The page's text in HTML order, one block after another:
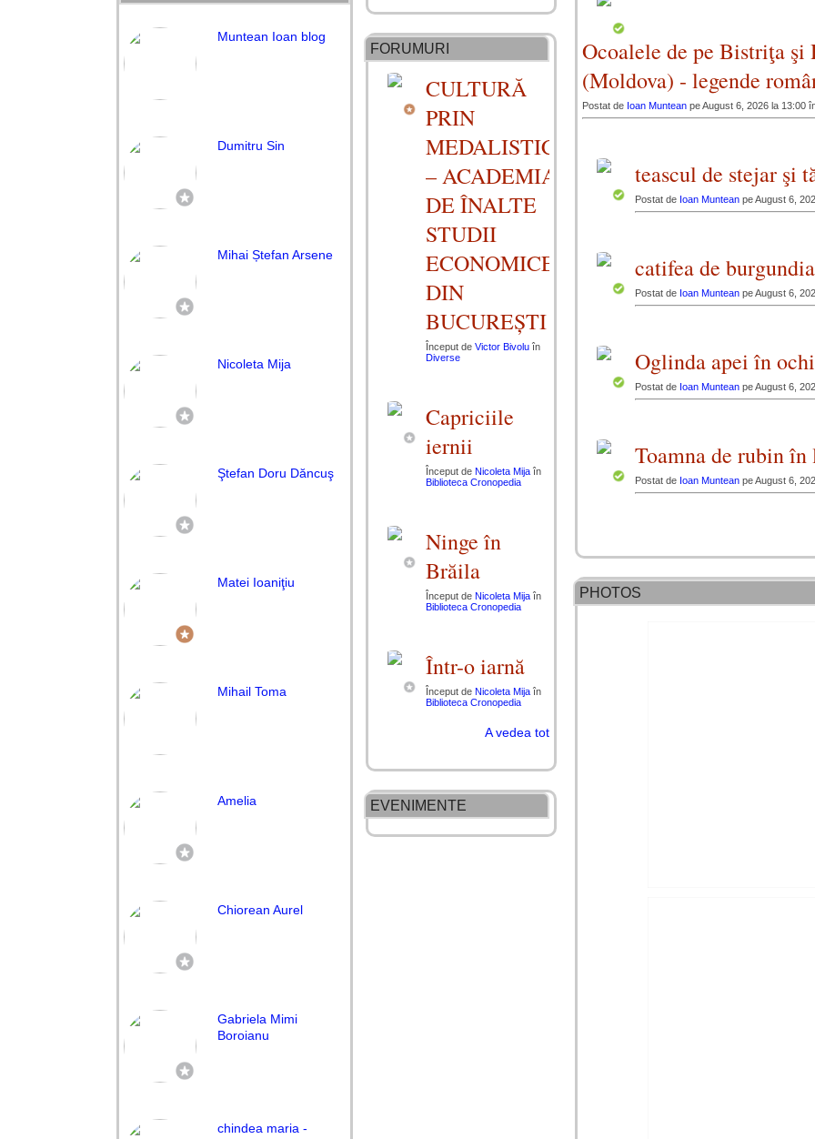
FORUMURI
CULTURĂ
PRIN
MEDALISTICĂ
– ACADEMIA
DE ÎNALTE
STUDII
ECONOMICE
DIN
BUCUREȘTI
Început de Victor Bivolu în
Diverse
Capriciile
iernii
Început de Nicoleta Mija în
Biblioteca Cronopedia
Ninge în
Brăila
Început de Nicoleta Mija în
Biblioteca Cronopedia
Într-o iarnă
Început de Nicoleta Mija în
Biblioteca Cronopedia
A vedea tot
EVENIMENTE
Muntean Ioan blog
Dumitru Sin
Mihai Ștefan Arsene
Nicoleta Mija
Ştefan Doru Dăncuş
Matei Ioaniţiu
Mihail Toma
Amelia
Chiorean Aurel
Gabriela Mimi
Boroianu
chindea maria -
Ocoalele de pe Bistriţa
(Moldova) - legende
Postat de Ioan Muntean pe August 6, 2026 la 13:00
teascul de stejar şi
Postat de Ioan Muntean pe August 6,
catifea de
Postat de Ioan Muntean pe August 6,
Oglinda apei în
Postat de Ioan Muntean pe August 6,
Toamna de rubin
Postat de Ioan Muntean pe August 6,
PHOTOS